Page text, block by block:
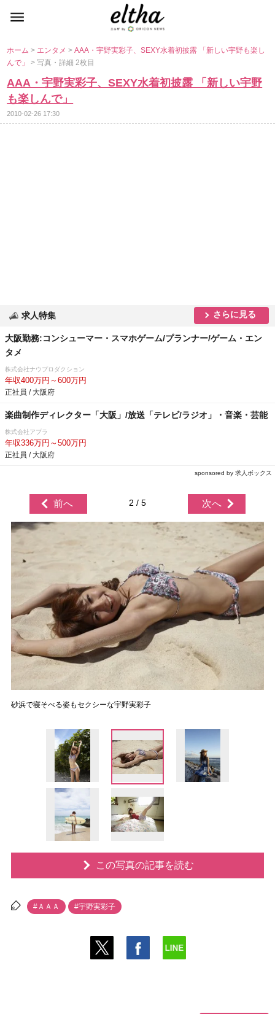
ホーム> エンタメ>AAA・宇野実彩子、SEXY水着初披露 「新しい宇野も楽し
んで」> 写真・詳細 2枚目
AAA・宇野実彩子、SEXY水着初披露 「新しい宇野
も楽しんで」
2010-02-26 17:30
求人特集 さらに見る
大阪勤務:コンシューマー・スマホゲーム/プランナー/ゲーム・エン
タメ
株式会社ナウプロダクション
年収400万円～600万円
正社員 / 大阪府
楽曲制作ディレクター「大阪」/放送「テレビ/ラジオ」・音楽・芸能
株式会社アプラ
年収336万円～500万円
正社員 / 大阪府
sponsored by 求人ボックス
前へ 2 / 5 次へ
砂浜で寝そべる姿もセクシーな宇野実彩子
この写真の記事を読む
#ＡＡＡ #宇野実彩子